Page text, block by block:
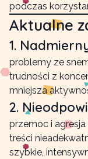
podczas
Aktualne
1.
problemy ze
trudności z
mniejsza
2.
przemoc i agresja
treści
szybkie,